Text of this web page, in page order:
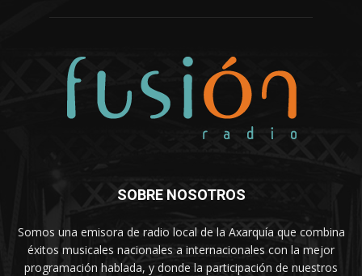
SOBRE NOSOTROS
Somos una emisora de radio local de la Axarquía que combina
éxitos musicales nacionales a internacionales con la mejor
programación hablada, y donde la participación de nuestros